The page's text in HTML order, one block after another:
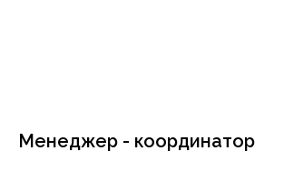
Менеджер - координатор